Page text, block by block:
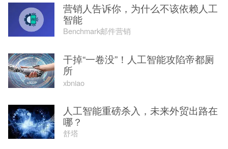
营销人告诉你，为什么不该依赖人工
智能
Benchmark邮件营销
干掉“一卷没”！人工智能攻陷帝都厕
所
xbniao
人工智能重磅杀入，未来外贸出路在
哪？
舒塔